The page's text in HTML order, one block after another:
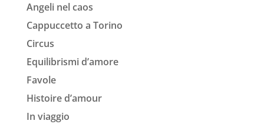
Angeli nel caos
Cappuccetto a Torino
Circus
Equilibrismi d’amore
Favole
Histoire d’amour
In viaggio